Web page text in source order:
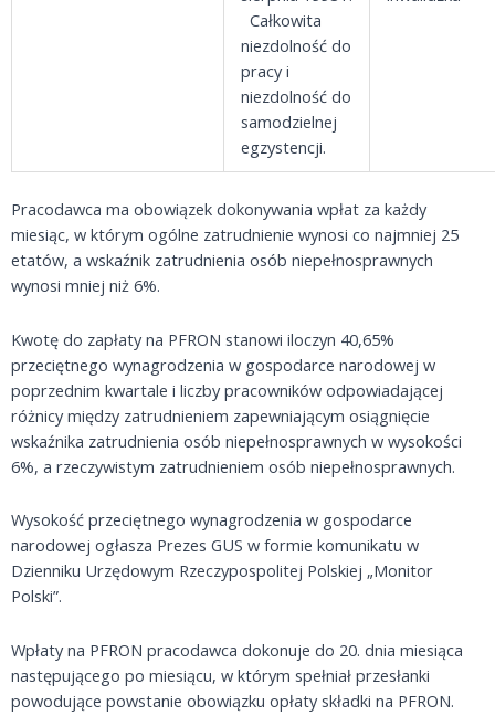
Całkowita
niezdolność do
pracy i
niezdolność do
samodzielnej
egzystencji.
Pracodawca ma obowiązek dokonywania wpłat za każdy
miesiąc, w którym ogólne zatrudnienie wynosi co najmniej 25
etatów, a wskaźnik zatrudnienia osób niepełnosprawnych
wynosi mniej niż 6%.
Kwotę do zapłaty na PFRON stanowi iloczyn 40,65%
przeciętnego wynagrodzenia w gospodarce narodowej w
poprzednim kwartale i liczby pracowników odpowiadającej
różnicy między zatrudnieniem zapewniającym osiągnięcie
wskaźnika zatrudnienia osób niepełnosprawnych w wysokości
6%, a rzeczywistym zatrudnieniem osób niepełnosprawnych.
Wysokość przeciętnego wynagrodzenia w gospodarce
narodowej ogłasza Prezes GUS w formie komunikatu w
Dzienniku Urzędowym Rzeczypospolitej Polskiej „Monitor
Polski”.
Wpłaty na PFRON pracodawca dokonuje do 20. dnia miesiąca
następującego po miesiącu, w którym spełniał przesłanki
powodujące powstanie obowiązku opłaty składki na PFRON.